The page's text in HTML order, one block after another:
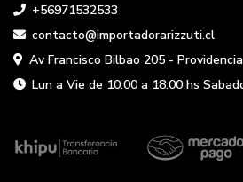
+56971532533
contacto@importadorarizzuti.cl
Av Francisco Bilbao 205 - Providencia
Lun a Vie de 10:00 a 18:00 hs